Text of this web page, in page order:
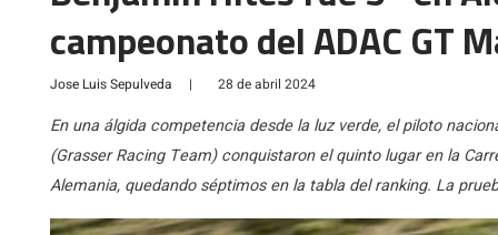
campeonato del ADAC GT
Jose Luis Sepulveda | 28 de abril 2024
En una álgida competencia desde la luz verde, el piloto
(Grasser Racing Team) conquistaron el quinto lugar en la
Alemania, quedando séptimos en la tabla del ranking. La